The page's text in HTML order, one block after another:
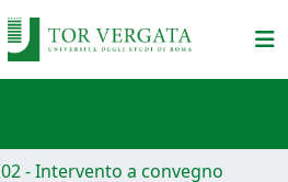
02 - Intervento a convegno